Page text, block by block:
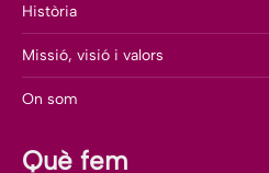
Història
Missió, visió i valors
On som
Què fem